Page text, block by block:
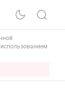
использованием